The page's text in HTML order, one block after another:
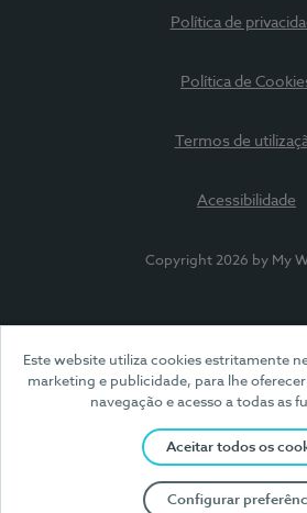
Este website utiliza cookies estritamente
marketing e publicidade, para lhe
navegação e acesso a todas as
Aceitar todos os
Configurar
Política de
Política de
Termos de
Acessibilidade
Copyright 2026 by My